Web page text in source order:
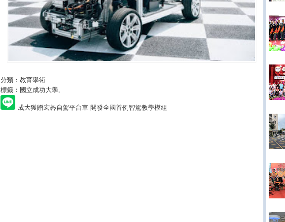
分類：教育學術
標籤：國立成功大學
成大獲贈宏碁自駕平台車 開發全國首例智駕教學模組